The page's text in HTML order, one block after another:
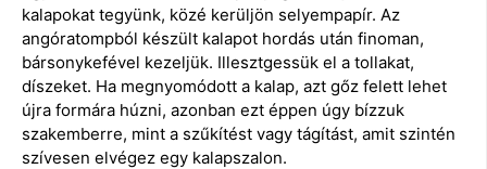
kalapokat tegyünk, közé kerüljön selyempapír. Az
angóratompból készült kalapot hordás után finoman,
bársonykefével kezeljük. Illesztgessük el a tollakat,
díszeket. Ha megnyomódott a kalap, azt gőz felett lehet
újra formára húzni, azonban ezt éppen úgy bízzuk
szakemberre, mint a szűkítést vagy tágítást, amit szintén
szívesen elvégez egy kalapszalon.